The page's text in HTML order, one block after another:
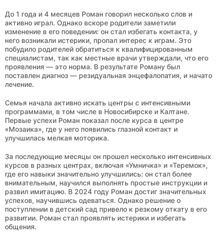
До 1 года и 4 месяцев Роман говорил несколько слов и
активно играл. Однако вскоре родители заметили
изменение в его поведении: он стал избегать контакта, у
него возникали истерики, пропал интерес к играм. Это
побудило родителей обратиться к квалифицированным
специалистам, так как местные врачи утверждали, что его
проявления — это норма. В результате Роману был
поставлен диагноз — резидуальная энцефалопатия, и начато
лечение.
Семья начала активно искать центры с интенсивными
программами, в том числе в Новосибирске и Калтане.
Первые успехи Роман показал после курса в центре
«Мозаика», где у него появились глазной контакт и
улучшилась мелкая моторика.
За последующие месяцы он прошел несколько интенсивных
курсов в разных центрах, включая «Умничка» и «Теремок»,
где его навыки значительно улучшились: он стал более
внимательным, научился выполнять простые инструкции и
развил имитацию. В 2024 году Роман достиг значительных
успехов, научившись одеваться. Однако решение о
поступлении в детский сад привело к резкому откату в его
развитии. Роман стал проявлять истерики и избегать
общения.